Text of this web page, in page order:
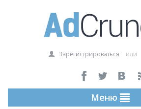
Зарегистрироваться или
Меню